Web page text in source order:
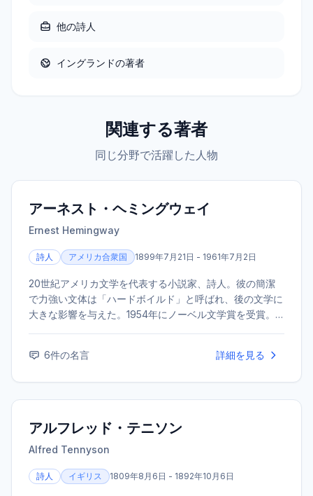
他の詩人
イングランドの著者
関連する著者
同じ分野で活躍した人物
アーネスト・ヘミングウェイ
Ernest Hemingway
詩人 アメリカ合衆国 1899年7月21日 - 1961年7月2日
20世紀アメリカ文学を代表する小説家、詩人。彼の簡潔
で力強い文体は「ハードボイルド」と呼ばれ、後の文学に
大きな影響を与えた。1954年にノーベル文学賞を受賞。
6件の名言 詳細を見る
アルフレッド・テニソン
Alfred Tennyson
詩人 イギリス 1809年8月6日 - 1892年10月6日